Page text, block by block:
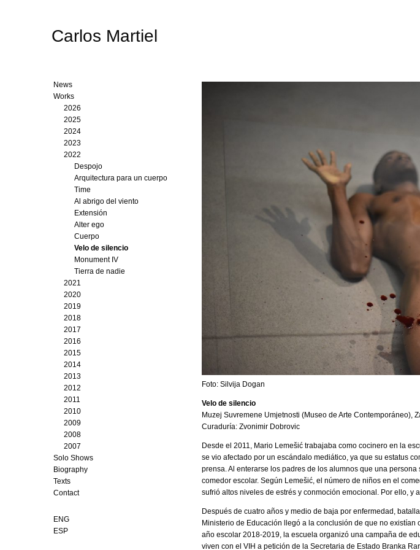
Carlos Martiel
Foto: Silvija Dogan
Velo de silencio
Muzej Suvremene Umjetnosti (Museo de Arte Contemporáneo),
Curaduría: Zvonimir Dobrovic
Desde el 2011, Mario Lemešić trabajaba como cocinero en la
se vio afectado por un escándalo mediático, ya que su estatus
prensa. Al enterarse los padres de los alumnos que una
comedor escolar. Según Lemešić, el número de niños en el
sufrió altos niveles de estrés y conmoción emocional. Por ello,
Después de cuatro años y medio de baja por enfermedad,
Ministerio de Educación llegó a la conclusión de que no
año escolar 2018-2019, la escuela organizó una campaña de
viven con el VIH a petición de la Secretaria de Estado Branka
News
Works
2026
2025
2024
2023
2022
Despojo
Arquitectura para un cuerpo
Time
Al abrigo del viento
Extensión
Alter ego
Cuerpo
Velo de silencio
Monument IV
Tierra de nadie
2021
2020
2019
2018
2017
2016
2015
2014
2013
2012
2011
2010
2009
2008
2007
Solo Shows
Biography
Texts
Contact
ENG
ESP